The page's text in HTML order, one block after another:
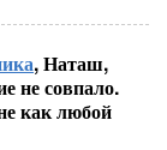
, Наташ,
не совпало.
как любой